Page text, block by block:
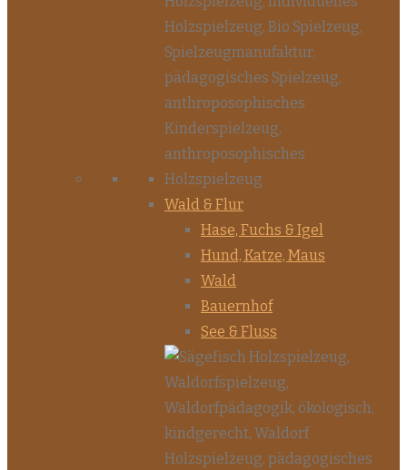
Wald & Flur
Hase, Fuchs & Igel
Hund, Katze, Maus
Wald
Bauernhof
See & Fluss